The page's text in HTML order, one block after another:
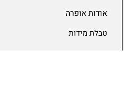
אודות אופרה
טבלת מידות